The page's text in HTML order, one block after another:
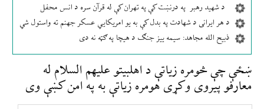
د شهید رهبر په درنښت کې په تهران کې له قرآن سره د انس محفل
د هر ایرانی د شهادت په بدل کې به یو امریکایي عسکر جهنم ته واستول شي
ذبیح الله مجاهد: سیمه ییز جنګ د هیچا په ګټه نه دی
ښځې چې څومره زياتې د اهلبيتو عليهم السلام له
معارفو پيروی وكړی هومره زياتې به په امن كښې وی